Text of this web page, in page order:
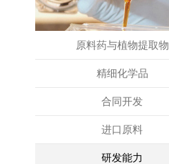
原料药与植物提取物
精细化学品
合同开发
进口原料
研发能力